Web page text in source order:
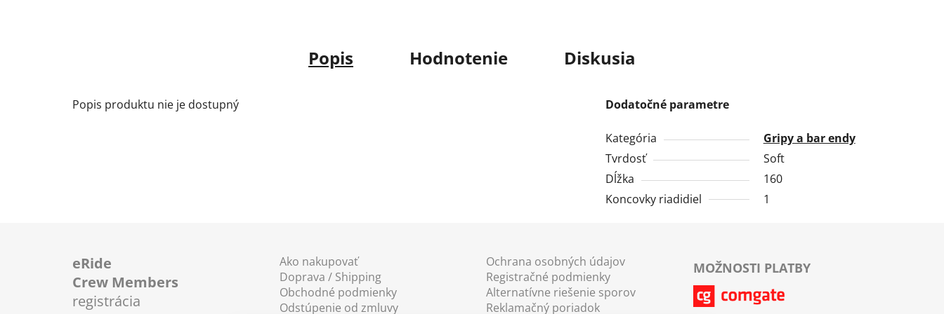
Popis Hodnotenie Diskusia
Popis produktu nie je dostupný Dodatočné parametre
Kategória
Gripy a bar endy
Tvrdosť
Soft
Dĺžka
160
Koncovky riadidiel
1
eRide
Crew Members
registrácia
Ako nakupovať
Doprava / Shipping
Obchodné podmienky
Odstúpenie od zmluvy
Ochrana osobných údajov
Registračné podmienky
Alternatívne riešenie sporov
Reklamačný poriadok
MOŽNOSTI PLATBY